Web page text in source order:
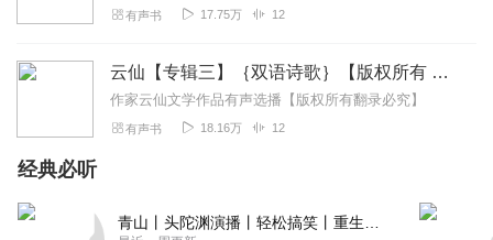
有声书 17.75万 12
云仙【专辑三】｛双语诗歌｝【版权所有 翻录必究】
作家云仙文学作品有声选播【版权所有翻录必究】
有声书 18.16万 12
经典必听